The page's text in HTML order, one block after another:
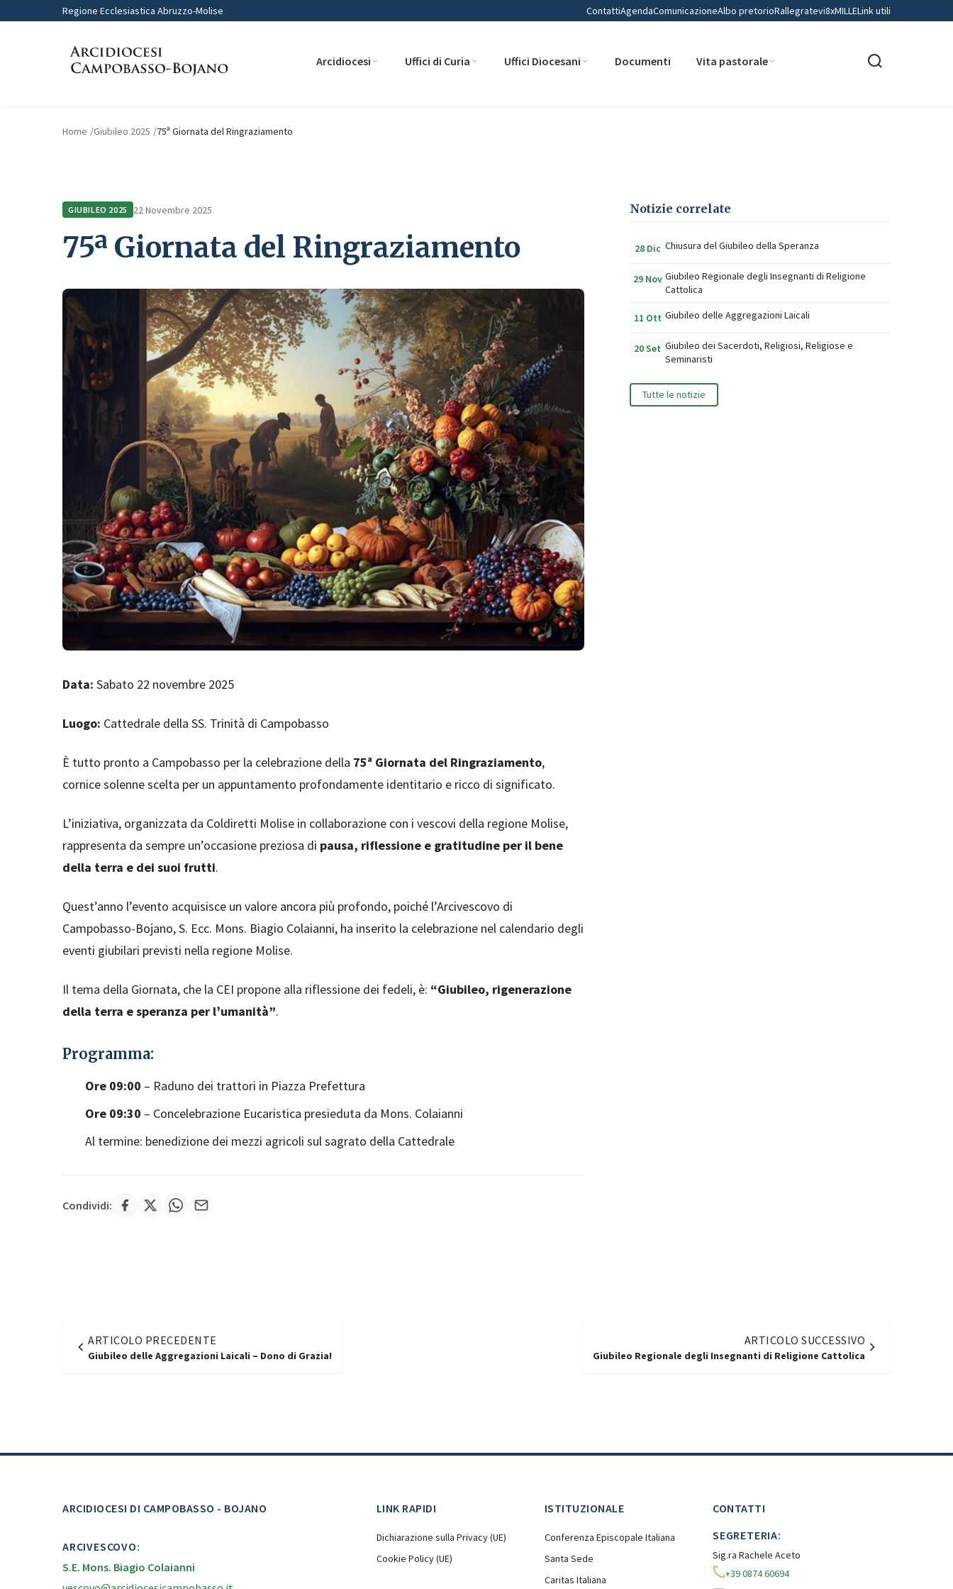
Regione Ecclesiastica Abruzzo-Molise ContattiAgendaComunicazioneAlbo pretorioRallegratevi8xMILLELink utili
Arcidiocesi Uffici di Curia Uffici Diocesani Documenti Vita pastorale
Home Giubileo 2025 75ª Giornata del Ringraziamento
GIUBILEO 2025 22 Novembre 2025
75ª Giornata del Ringraziamento
Data: Sabato 22 novembre 2025
Luogo: Cattedrale della SS. Trinità di Campobasso
È tutto pronto a Campobasso per la celebrazione della 75ª Giornata del Ringraziamento,
cornice solenne scelta per un appuntamento profondamente identitario e ricco di significato.
L’iniziativa, organizzata da Coldiretti Molise in collaborazione con i vescovi della regione Molise,
rappresenta da sempre un’occasione preziosa di pausa, riflessione e gratitudine per il bene
della terra e dei suoi frutti.
Quest’anno l’evento acquisisce un valore ancora più profondo, poiché l’Arcivescovo di
Campobasso-Bojano, S. Ecc. Mons. Biagio Colaianni, ha inserito la celebrazione nel calendario degli
eventi giubilari previsti nella regione Molise.
Il tema della Giornata, che la CEI propone alla riflessione dei fedeli, è: “Giubileo, rigenerazione
della terra e speranza per l’umanità”.
Programma:
Ore 09:00 – Raduno dei trattori in Piazza Prefettura
Ore 09:30 – Concelebrazione Eucaristica presieduta da Mons. Colaianni
Al termine: benedizione dei mezzi agricoli sul sagrato della Cattedrale
Condividi:
Notizie correlate
28 Dic Chiusura del Giubileo della Speranza
29 Nov Giubileo Regionale degli Insegnanti di Religione
Cattolica
11 Ott Giubileo delle Aggregazioni Laicali
20 Set Giubileo dei Sacerdoti, Religiosi, Religiose e
Seminaristi
Tutte le notizie
ARTICOLO PRECEDENTE
Giubileo delle Aggregazioni Laicali – Dono di Grazia!
ARTICOLO SUCCESSIVO
Giubileo Regionale degli Insegnanti di Religione Cattolica
ARCIDIOCESI DI CAMPOBASSO - BOJANO
ARCIVESCOVO:
S.E. Mons. Biagio Colaianni
LINK RAPIDI
Dichiarazione sulla Privacy (UE)
Cookie Policy (UE)
ISTITUZIONALE
Conferenza Episcopale Italiana
Santa Sede
Caritas Italiana
CONTATTI
SEGRETERIA:
Sig.ra Rachele Aceto
+39 0874 60694